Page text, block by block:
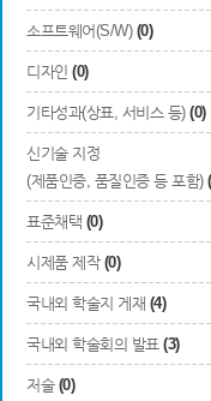
소프트웨어(S/W) (0)
디자인 (0)
기타성과(상표, 서비스 등) (0)
신기술 지정
(제품인증, 품질인증 등 포함)
표준채택 (0)
시제품 제작 (0)
국내외 학술지 게재 (4)
국내외 학술회의 발표 (3)
저술 (0)
개인정보처리방침
14066 경기도 안양시 동안
COPYRIGHTS © 2014